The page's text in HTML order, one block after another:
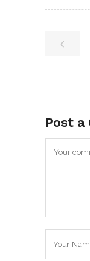
Post a